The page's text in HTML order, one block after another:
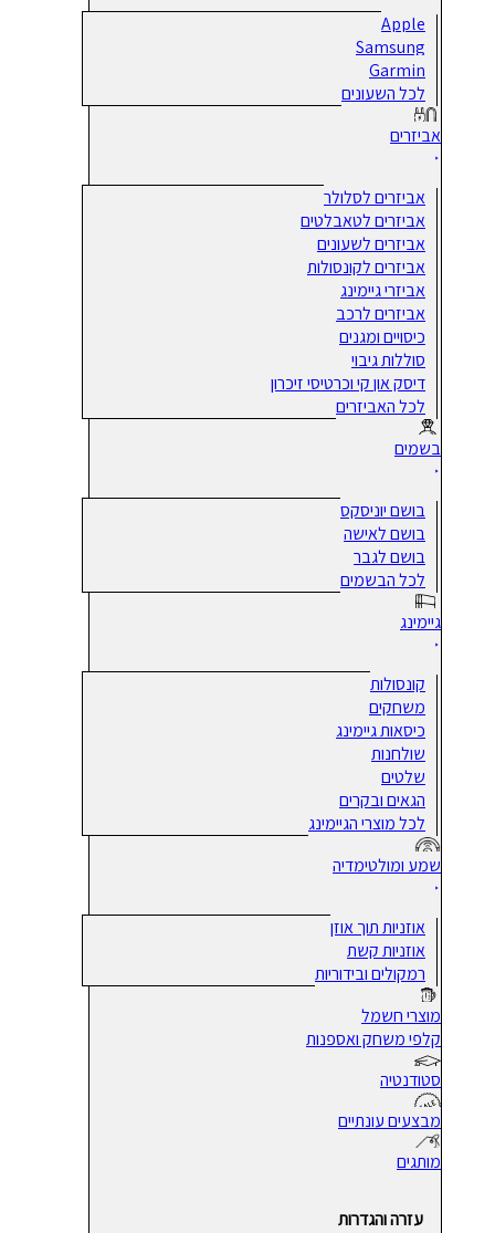
Apple
Samsung
Garmin
לכל השעונים
אביזרים
אביזרים לסלולר
אביזרים לטאבלטים
אביזרים לשעונים
אביזרים לקונסולות
אביזרי גיימינג
אביזרים לרכב
כיסויים ומגנים
סוללות גיבוי
דיסק און קי וכרטיסי זיכרון
לכל האביזרים
בשמים
בושם יוניסקס
בושם לאישה
בושם לגבר
לכל הבשמים
גיימינג
קונסולות
משחקים
כיסאות גיימינג
שולחנות
שלטים
הגאים ובקרים
לכל מוצרי הגיימינג
שמע ומולטימדיה
אוזניות תוך אוזן
אוזניות קשת
רמקולים ובידוריות
מוצרי חשמל
קלפי משחק ואספנות
סטודנטיה
מבצעים עונתיים
מותגים
עזרה והגדרות